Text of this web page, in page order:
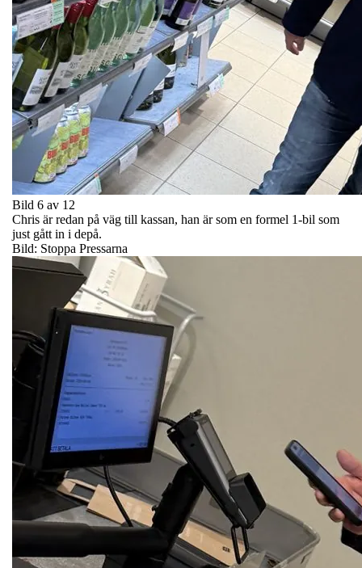
Bild 6 av 12
Chris är redan på väg till kassan, han är som en formel 1-bil som
just gått in i depå.
Bild: Stoppa Pressarna